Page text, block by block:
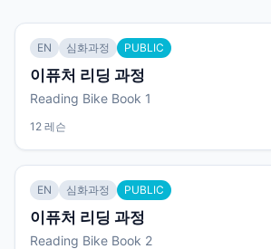
EN 심화과정 PUBLIC
이퓨처 리딩 과정
Reading Bike Book 1
12 레슨
EN 심화과정 PUBLIC
이퓨처 리딩 과정
Reading Bike Book 2